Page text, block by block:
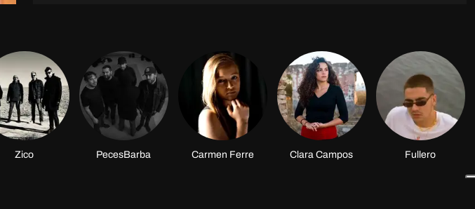
Zico PecesBarba Carmen Ferre Clara Campos Fullero